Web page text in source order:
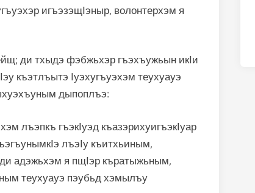
игъэзэщӀэныр, волонтерхэм я
ди тхыдэ фэбжьхэр гъэхъужьын икӀи
къэтлъытэ Iуэхугъуэхэм теухуауэ
дыпоплъэ:
лъэпкъ гъэкӀуэд къазэрихуигъэкӀуар
лъэӀу къитхьиным,
адэжьхэм я пщӀэр къратыжьным,
теухуауэ пэубьд хэмылъу